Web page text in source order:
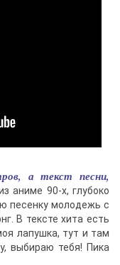
а текст песни,
аниме 90-х, глубоко
песенку молодежь с
В тексте хита есть
лапушка, тут и там
выбираю тебя! Пика